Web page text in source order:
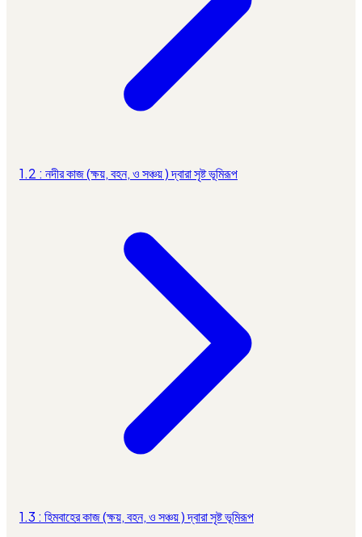
1.2 : নদীর কাজ (ক্ষয়, বহন, ও সঞ্চয় ) দ্বারা সৃষ্ট ভূমিরূপ
1.3 : হিমবাহের কাজ (ক্ষয়, বহন, ও সঞ্চয় ) দ্বারা সৃষ্ট ভূমিরূপ